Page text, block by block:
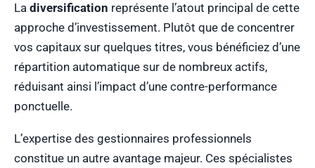
La diversification représente l’atout principal de cette
approche d’investissement. Plutôt que de concentrer
vos capitaux sur quelques titres, vous bénéficiez d’une
répartition automatique sur de nombreux actifs,
réduisant ainsi l’impact d’une contre-performance
ponctuelle.
L’expertise des gestionnaires professionnels
constitue un autre avantage majeur. Ces spécialistes